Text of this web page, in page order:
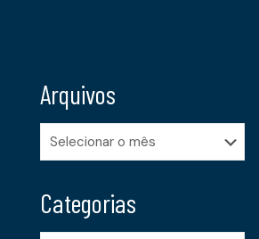
Arquivos
Arquivos
Categorias